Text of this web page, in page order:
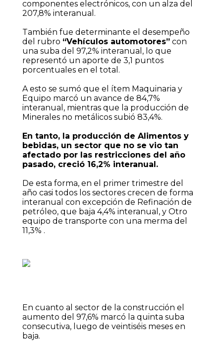
componentes electrónicos, con un alza del
207,8% interanual.
También fue determinante el desempeño
del rubro “Vehículos automotores”con
una suba del 97,2% interanual, lo que
representó un aporte de 3,1 puntos
porcentuales en el total.
A esto se sumó que el ítem Maquinaria y
Equipo marcó un avance de 84,7%
interanual, mientras que la producción de
Minerales no metálicos subió 83,4%.
En tanto, la producción de Alimentos y
bebidas, un sector que no se vio tan
afectado por las restricciones del año
pasado, creció 16,2% interanual.
De esta forma, en el primer trimestre del
año casi todos los sectores crecen de forma
interanual con excepción de Refinación de
petróleo, que baja 4,4% interanual, y Otro
equipo de transporte con una merma del
11,3% .
En cuanto al sector de la construcción el
aumento del 97,6% marcó la quinta suba
consecutiva, luego de veintiséis meses en
baja.